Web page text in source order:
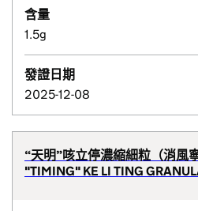
含量
1.5g
發證日期
2025-12-08
“天明”咳立停濃縮細粒（消風
"TIMING" KE LI TING